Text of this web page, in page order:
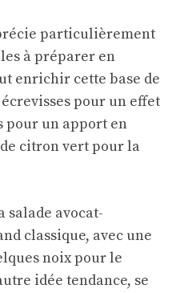
particulièrement
à préparer en
enrichir cette base de
pour un effet
pour un apport en
citron vert pour la
salade avocat-
classique, avec une
noix pour le
idée tendance, se